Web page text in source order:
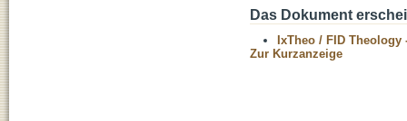
Das Dokument
IxTheo / FID Theology
Zur Kurzanzeige